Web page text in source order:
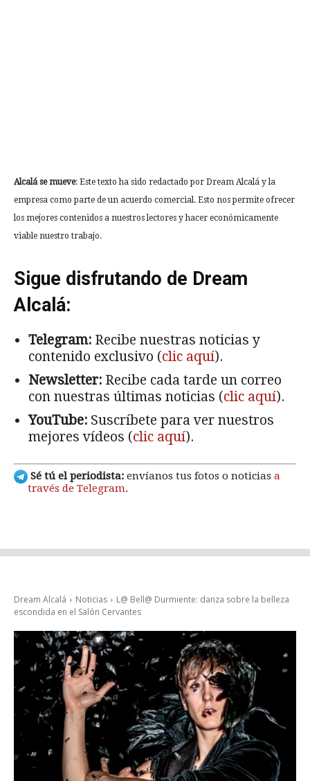
Alcalá se mueve: Este texto ha sido redactado por Dream Alcalá y la
empresa como parte de un acuerdo comercial. Esto nos permite ofrecer
los mejores contenidos a nuestros lectores y hacer económicamente
viable nuestro trabajo.
Sigue disfrutando de Dream
Alcalá:
Telegram: Recibe nuestras noticias y
contenido exclusivo (clic aquí).
Newsletter: Recibe cada tarde un correo
con nuestras últimas noticias (clic aquí).
YouTube: Suscríbete para ver nuestros
mejores vídeos (clic aquí).
Sé tú el periodista: envíanos tus fotos o noticias a
través de Telegram.